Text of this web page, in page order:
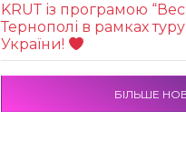
KRUТ із програмою
Тернополі в рамках
України!
БІЛЬШЕ